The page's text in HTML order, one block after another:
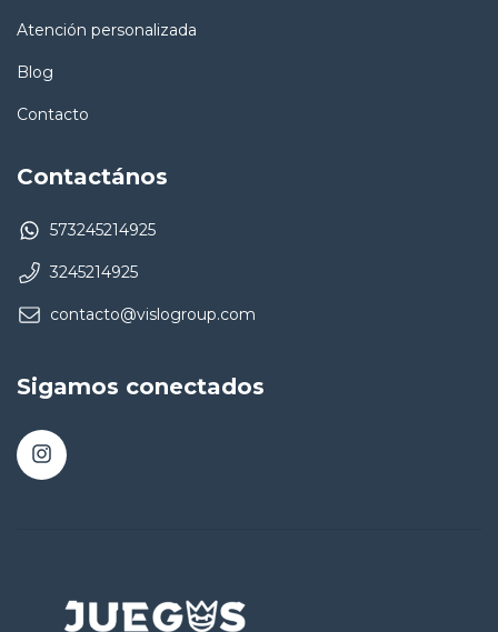
Atención personalizada
Blog
Contacto
Contactános
573245214925
3245214925
contacto@vislogroup.com
Sigamos conectados